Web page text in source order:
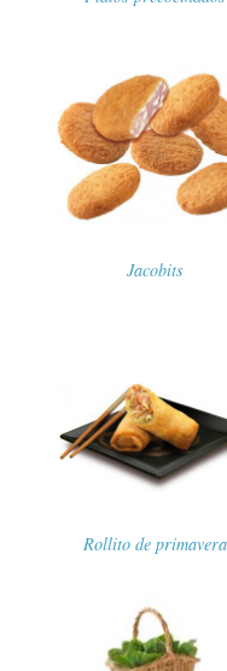
Jacobits
Rollito de primavera